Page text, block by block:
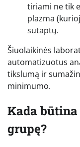
tiriami ne tik
plazma
sutaptų.
Šiuolaikinės
automatizuotus
tikslumą ir
minimumo.
Kada
grupę?